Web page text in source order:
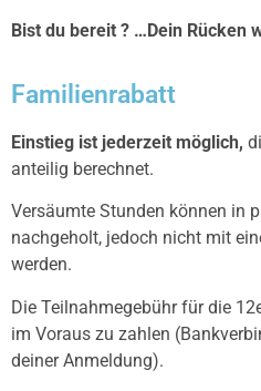
Bist du bereit ? …Dein Rücken
Familienrabatt
Einstieg ist jederzeit möglich,
anteilig berechnet.
Versäumte Stunden können in
nachgeholt, jedoch nicht mit
werden.
Die Teilnahmegebühr für die
im Voraus zu zahlen
deiner Anmeldung).